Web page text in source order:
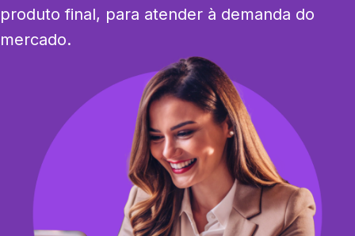
produto final, para atender à demanda do
mercado.